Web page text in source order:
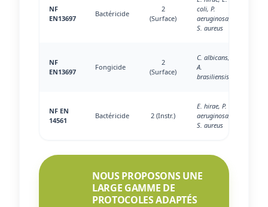
NF
EN13697
Bactéricide
2
(Surface)
coli, P.
aeruginosa,
S. aureus
NF
EN13697
Fongicide
2
(Surface)
C. albicans,
A.
brasiliensis
NF EN
14561
Bactéricide 2 (Instr.)
E. hirae, P.
aeruginosa,
S. aureus
NOUS PROPOSONS UNE
LARGE GAMME DE
PROTOCOLES ADAPTÉS